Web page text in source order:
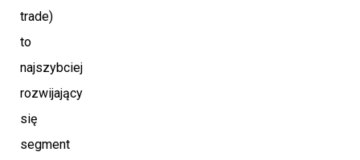
trade)
to
najszybciej
rozwijający
się
segment